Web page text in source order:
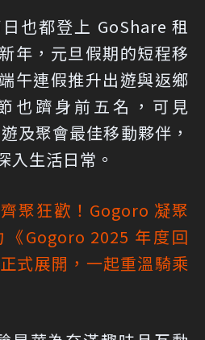
也都登上 GoShare 租
年，元旦假期的短程移
午連假推升出遊與返鄉
也躋身前五名，可見
及聚會最佳移動夥伴，
入生活日常。
聚狂歡！Gogoro 凝聚
《Gogoro 2025 年度回
式展開，一起重溫騎乘